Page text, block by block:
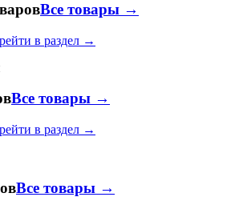
Все товары →
в раздел →
Все товары →
в раздел →
Все товары →